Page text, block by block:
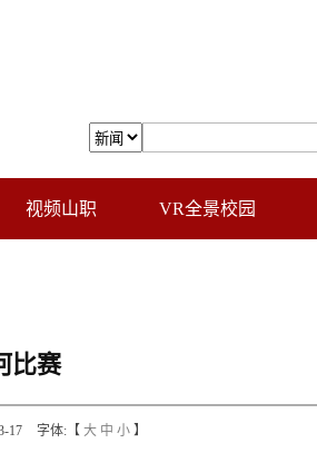
视频山职 VR全景校园
比赛
17 字体:【 大 中 小 】